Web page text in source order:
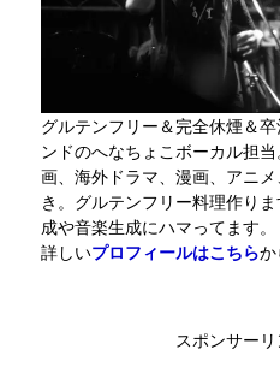
グルテンフリー＆完全休煙＆
ンドのへなちょこボーカル担
画、海外ドラマ、漫画、アニ
き。グルテンフリー料理作り
成や音楽生成にハマってます。
詳しいプロフィールはこちらか
スポンサーリ